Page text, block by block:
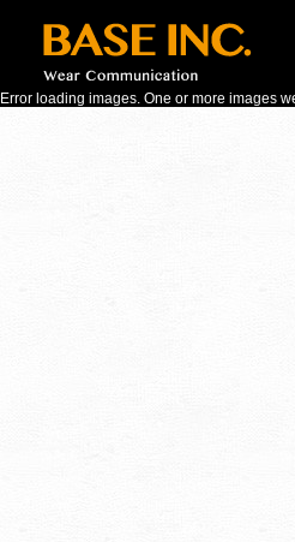
Error loading images. One or more images